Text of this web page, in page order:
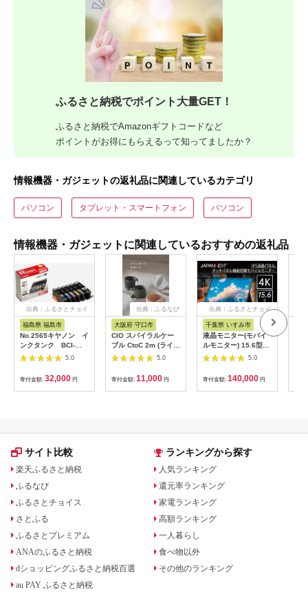
ふるさと納税でポイント大量GET！
ふるさと納税でAmazonギフトコードなど
ポイントがお得にもらえるって知ってましたか？
情報機器・ガジェットの返礼品に関連しているカテゴリ
パソコン タブレット・スマートフォン パソコン
情報機器・ガジェットに関連しているおすすめの返礼品
出典：ふるさとチョイ
福島県 福島市
No.2565キヤノン イ
ンクタンク BCI-
351XL＋350XL/6MP
5.0
寄付金額: 32,000 円
出典：ふるなび
大阪府 守口市
CIO スパイラルケー
ブル CtoC 2m (ライト
ブラック)｜Type-C 充
5.0
寄付金額: 11,000 円
出典：ふるさとチョイ
千葉県 いすみ市
液晶モニター(モバイ
ルモニター) 15.6型ワ
イド 4K タッチパネ
ル対応 リファビッシ
ュ品【1466952】
5.0
寄付金額: 140,000 円
サイト比較
楽天ふるさと納税
ふるなび
ふるさとチョイス
さとふる
ふるさとプレミアム
ANAのふるさと納税
dショッピングふるさと納税百選
au PAY ふるさと納税
ランキングから探す
人気ランキング
還元率ランキング
家電ランキング
高額ランキング
一人暮らし
食べ物以外
その他のランキング